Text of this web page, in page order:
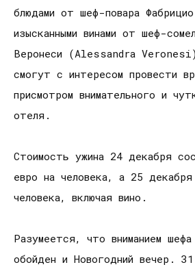
блюдами от шеф-повара
изысканными винами от шеф-
Веронеси (Alessandra
смогут с интересом провести
присмотром внимательного и
отеля.
Стоимость ужина 24 декабря
евро на человека, а 25
человека, включая вино.
Разумеется, что вниманием
обойден и Новогодний вечер.